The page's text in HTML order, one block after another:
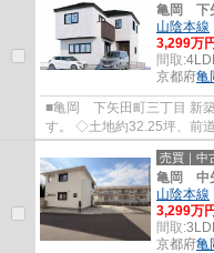
亀岡 下
山陰本線
3,299万
間取:
京都府亀
■亀岡 下矢田町三丁目 新
す。 ◇土地約32.25坪、前
備 浴室暖房乾燥機 食器
売買｜中
亀岡 中
山陰本線
3,299万
間取:
京都府亀